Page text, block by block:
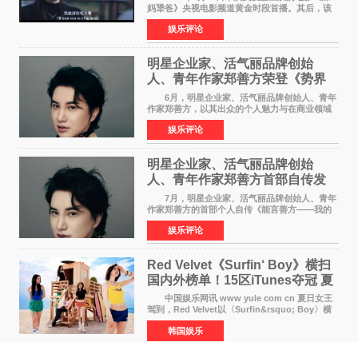
妈犟爸》央视电影频道黄金时段首播。其后，该
电影在央视电影频道多次复播（2022年8月10
日，2022年9月30日，2023年7月17日，2025年7
月14日）。除了多次复
娱乐评论
明星企业家、活气丽品牌创始
人、青年作家郑善方荣登《势界
POWERCIRCLES》6月刊
6月，明星企业家、活气丽品牌创始人、青年
作家郑善方，以其出众的个人魅力与在商业领域
的卓越建树，成功登上《势界
POWERCIRCLES》，展现了他在时尚与商业领
域的双重影响力。 明星企业家、青
娱乐评论
明星企业家、活气丽品牌创始
人、青年作家郑善方首部自传发
布， 书写跨界创业者的成长答卷
7月，明星企业家、活气丽品牌创始人、青年
作家郑善方的首部个人自传《能言善方——我的
跨界人生》正式发行。这本书以他的人生轨迹为
脉络，首次完整公开了从逐梦少年到横跨美业、
公益等多领域的
娱乐评论
Red Velvet《Surfin‘ Boy》横扫
国内外榜单！15区iTunes夺冠 夏
日女王强势回归
中国娱乐网讯 www yule com cn 夏日女王
驾到，Red Velvet以〈Surfin&rsquo; Boy〉横
扫国内外榜单，获得音乐粉丝的热烈反响。
Red Velvet于3日发行了夏日迷你专辑《Velvet
韩国娱乐